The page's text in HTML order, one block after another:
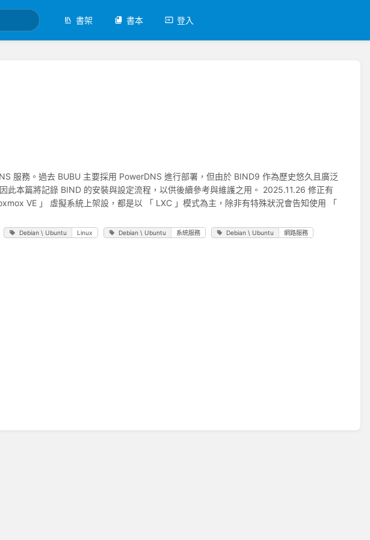
書架 書本 登入
務。過去 BUBU 主要採用 PowerDNS 進行部署，但由於 BIND9 作為歷史悠久且廣泛
此本篇將記錄 BIND 的安裝與設定流程，以供後續參考與維護之用。 2025.11.26 修正有
VE 」 虛擬系統上架設，都是以 「 LXC 」模式為主，除非有特殊狀況會告知使用 「
Debian \ Ubuntu Linux Debian \ Ubuntu 系統服務 Debian \ Ubuntu 網路服務